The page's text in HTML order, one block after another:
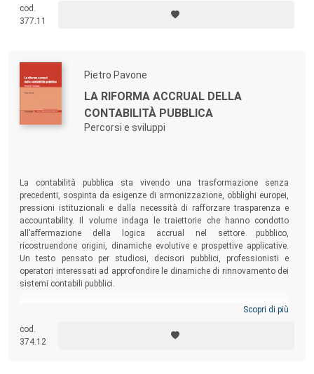
strumenti interpretativi e prospettive analitiche utili agli attori coinvolti, a
vario titolo, nei processi di organizzazione, governo e gestione dei
cod.
377.11
Pietro Pavone
LA RIFORMA ACCRUAL DELLA
CONTABILITÀ PUBBLICA
Percorsi e sviluppi
La contabilità pubblica sta vivendo una trasformazione senza
precedenti, sospinta da esigenze di armonizzazione, obblighi europei,
pressioni istituzionali e dalla necessità di rafforzare trasparenza e
accountability. Il volume indaga le traiettorie che hanno condotto
all’affermazione della logica accrual nel settore pubblico,
ricostruendone origini, dinamiche evolutive e prospettive applicative.
Un testo pensato per studiosi, decisori pubblici, professionisti e
operatori interessati ad approfondire le dinamiche di rinnovamento dei
sistemi contabili pubblici.
Scopri di più
cod.
374.12